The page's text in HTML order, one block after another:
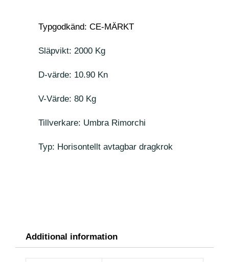
Typgodkänd: CE-MÄRKT
Släpvikt: 2000 Kg
D-värde: 10.90 Kn
V-Värde: 80 Kg
Tillverkare: Umbra Rimorchi
Typ: Horisontellt avtagbar dragkrok
Additional information